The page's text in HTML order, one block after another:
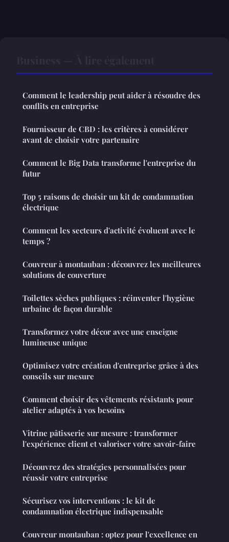
Comment le leadership peut aider à résoudre des
conflits en entreprise
Fournisseur de CBD : les critères à considérer
avant de choisir votre partenaire
Comment le Big Data transforme l'entreprise du
futur
Top 5 raisons de choisir un kit de condamnation
électrique
Comment les secteurs d'activité évoluent avec le
temps ?
Couvreur à montauban : découvrez les meilleures
solutions de couverture
Toilettes sèches publiques : réinventer l'hygiène
urbaine de façon durable
Transformez votre décor avec une enseigne
lumineuse unique
Optimisez votre création d'entreprise grâce à des
conseils sur mesure
Comment choisir des vêtements résistants pour
atelier adaptés à vos besoins
Vitrine pâtisserie sur mesure : transformer
l'expérience client et valoriser votre savoir-faire
Découvrez des stratégies personnalisées pour
réussir votre entreprise
Sécurisez vos interventions : le kit de
condamnation électrique indispensable
Couvreur montauban : optez pour l'excellence en